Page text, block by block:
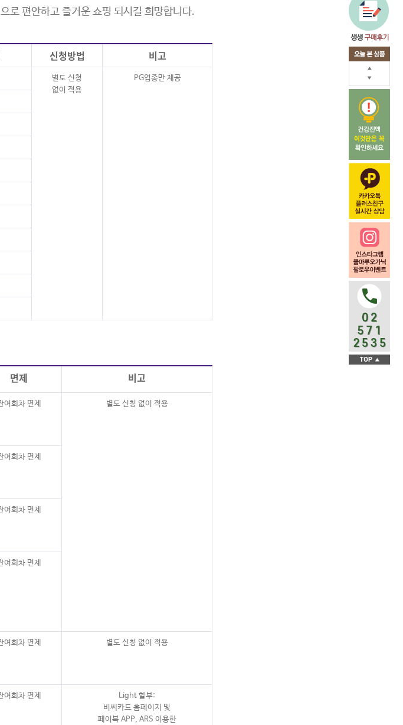
로 편안하고 즐거운 쇼핑 되시길 희망합니다.
신청방법 비고
별도 신청
없이 적용
PG업종만 제공
면제 비고
여회차 면제 별도 신청 없이 적용
여회차 면제
여회차 면제
여회차 면제
여회차 면제 별도 신청 없이 적용
여회차 면제
Light 할부:
비씨카드 홈페이지 및
페이북 APP, ARS 이용한